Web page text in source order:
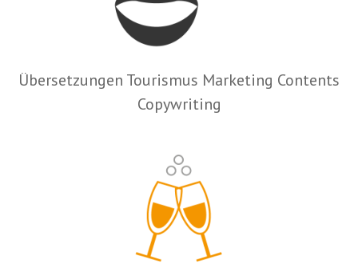
Übersetzungen Tourismus Marketing Contents
Copywriting